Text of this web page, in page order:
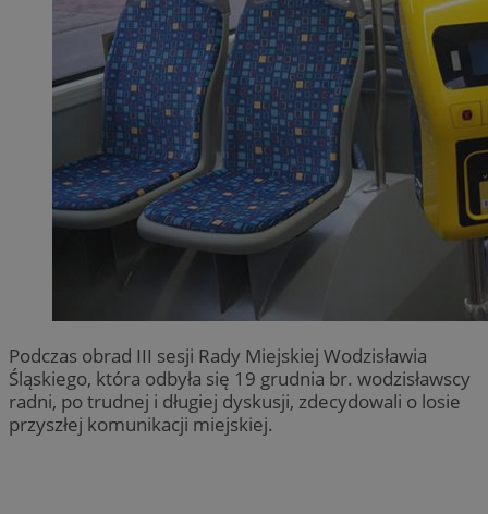
Podczas obrad III sesji Rady Miejskiej Wodzisławia
Śląskiego, która odbyła się 19 grudnia br. wodzisławscy
radni, po trudnej i długiej dyskusji, zdecydowali o losie
przyszłej komunikacji miejskiej.